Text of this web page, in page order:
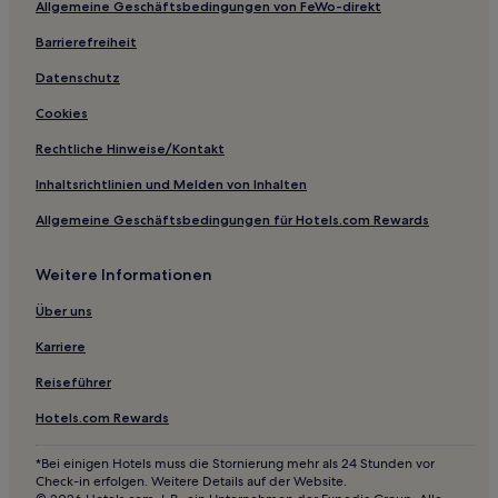
Günstige nahe Kaminoyu Onsen
2-Sterne-Hotels in Kaminoyu Onsen
3-Sterne-Hotels in Kaminoyu Onsen
3-Sterne-Hotels in Yamanaka-See
2-Sterne-Hotels in Yamanaka-See
2-Sterne-Hotels in See Shōji-ko
3-Sterne-Hotels in See Shōji-ko
2-Sterne-Hotels in Onsen von Isawa
Hotels nahe Tempel Seitai-ji
Nishikatsura Hotels
Hotels nahe Maizuru-Burg
Hotels nahe Shingentei-Park
Saruhashi Hotels
Hotels nahe Tempel Kai Zenkō-ji
Allgemeine Geschäftsbedingungen von FeWo-direkt
Barrierefreiheit
Datenschutz
Cookies
Rechtliche Hinweise/Kontakt
Inhaltsrichtlinien und Melden von Inhalten
Allgemeine Geschäftsbedingungen für Hotels.com Rewards
Weitere Informationen
Über uns
Karriere
Reiseführer
Hotels.com Rewards
*Bei einigen Hotels muss die Stornierung mehr als 24 Stunden vor
Check-in erfolgen. Weitere Details auf der Website.